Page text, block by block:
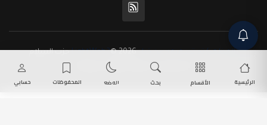
(المظهر) تم تصميمه من قِبل LightWeb2
© 2026 حزب السلام
الديمقراطي. جميع الحقوق محفوظة.
الرئيسية الأقسام بحث الوضع المحفوظات حسابي